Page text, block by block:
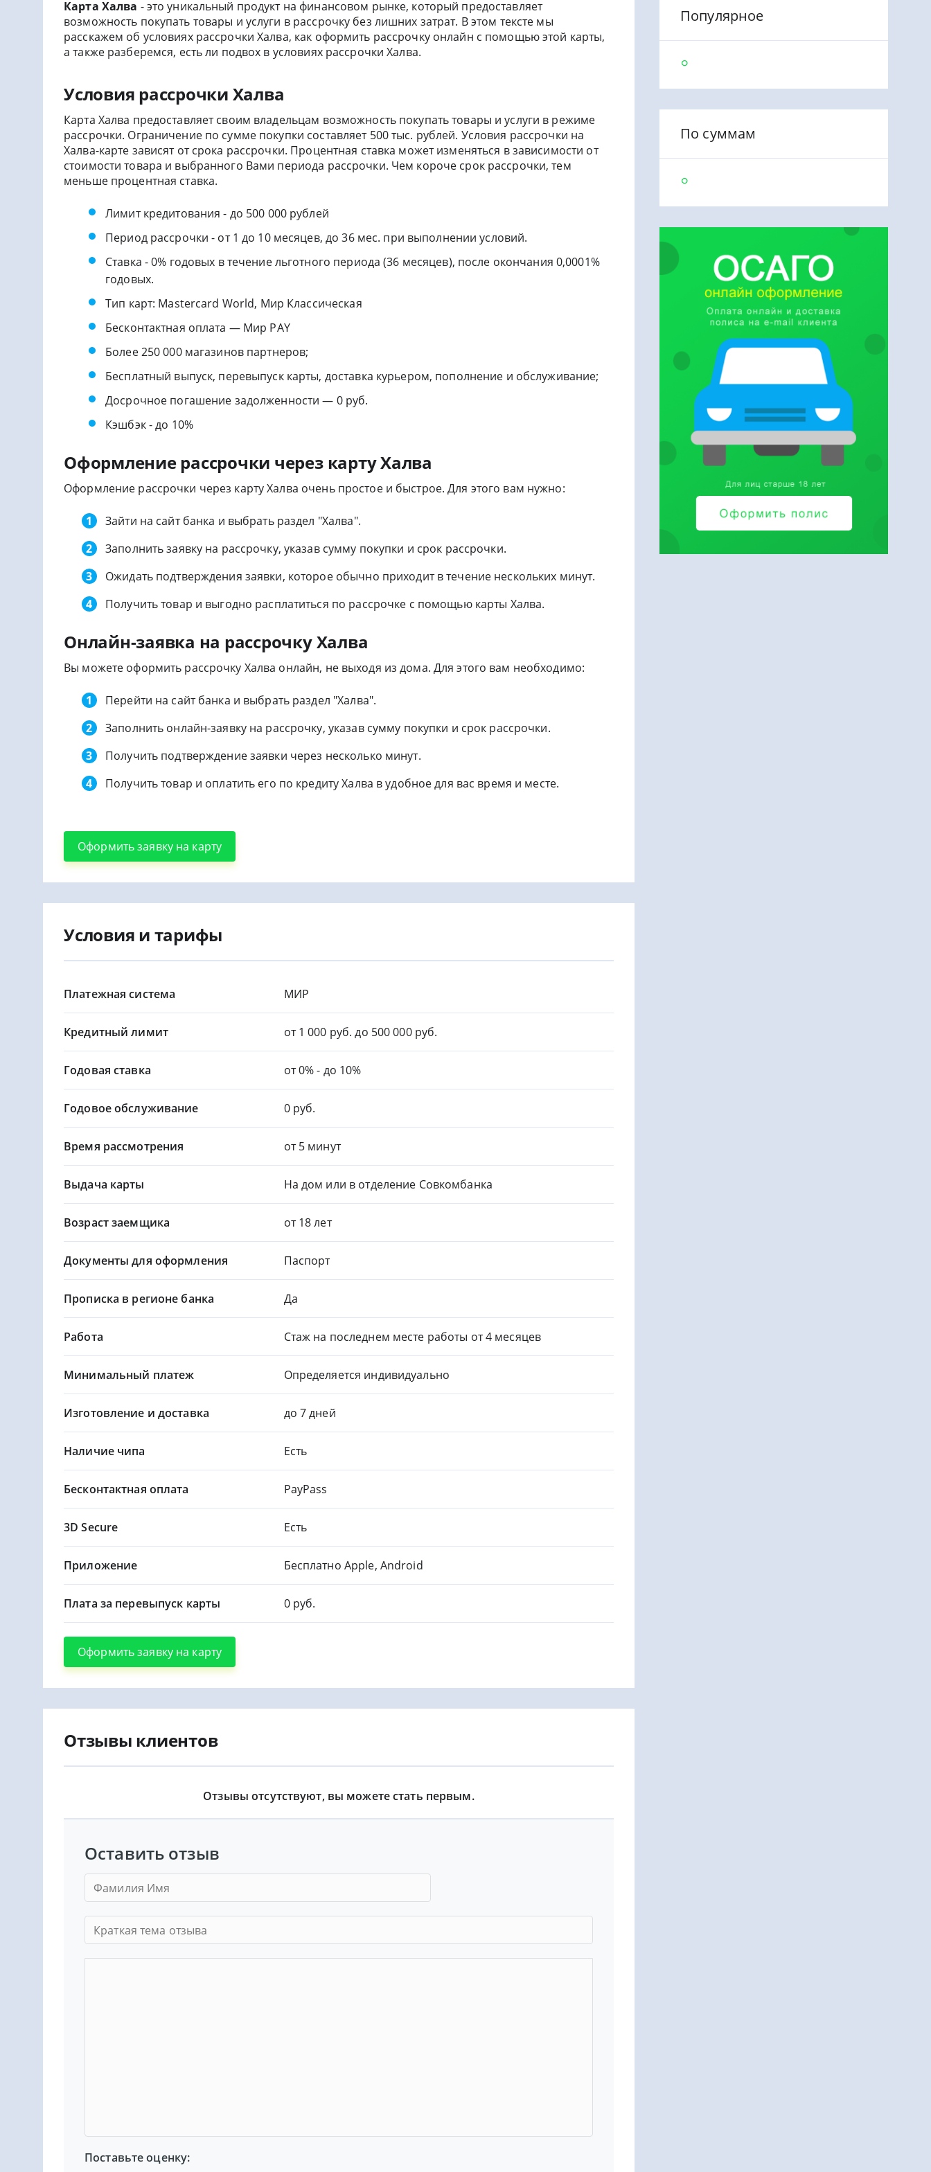
Карта Халва - это уникальный продукт на финансовом рынке, который предоставляет
возможность покупать товары и услуги в рассрочку без лишних затрат. В этом тексте мы
расскажем об условиях рассрочки Халва, как оформить рассрочку онлайн с помощью этой карты,
а также разберемся, есть ли подвох в условиях рассрочки Халва.
Условия рассрочки Халва
Карта Халва предоставляет своим владельцам возможность покупать товары и услуги в режиме
рассрочки. Ограничение по сумме покупки составляет 500 тыс. рублей. Условия рассрочки на
Халва-карте зависят от срока рассрочки. Процентная ставка может изменяться в зависимости от
стоимости товара и выбранного Вами периода рассрочки. Чем короче срок рассрочки, тем
меньше процентная ставка.
Лимит кредитования - до 500 000 рублей
Период рассрочки - от 1 до 10 месяцев, до 36 мес. при выполнении условий.
Ставка - 0% годовых в течение льготного периода (36 месяцев), после окончания 0,0001%
годовых.
Тип карт: Mastercard World, Мир Классическая
Бесконтактная оплата — Мир PAY
Более 250 000 магазинов партнеров;
Бесплатный выпуск, перевыпуск карты, доставка курьером, пополнение и обслуживание;
Досрочное погашение задолженности — 0 руб.
Кэшбэк - до 10%
Оформление рассрочки через карту Халва
Оформление рассрочки через карту Халва очень простое и быстрое. Для этого вам нужно:
Зайти на сайт банка и выбрать раздел "Халва".
Заполнить заявку на рассрочку, указав сумму покупки и срок рассрочки.
Ожидать подтверждения заявки, которое обычно приходит в течение нескольких минут.
Получить товар и выгодно расплатиться по рассрочке с помощью карты Халва.
Онлайн-заявка на рассрочку Халва
Вы можете оформить рассрочку Халва онлайн, не выходя из дома. Для этого вам необходимо:
Перейти на сайт банка и выбрать раздел "Халва".
Заполнить онлайн-заявку на рассрочку, указав сумму покупки и срок рассрочки.
Получить подтверждение заявки через несколько минут.
Получить товар и оплатить его по кредиту Халва в удобное для вас время и месте.
Оформить заявку на карту
Условия и тарифы
Платежная система МИР
Кредитный лимит от 1 000 руб. до 500 000 руб.
Годовая ставка от 0% - до 10%
Годовое обслуживание 0 руб.
Время рассмотрения от 5 минут
Выдача карты На дом или в отделение Совкомбанка
Возраст заемщика от 18 лет
Документы для оформления Паспорт
Прописка в регионе банка Да
Работа Стаж на последнем месте работы от 4 месяцев
Минимальный платеж Определяется индивидуально
Изготовление и доставка до 7 дней
Наличие чипа Есть
Бесконтактная оплата PayPass
3D Secure Есть
Приложение Бесплатно Apple, Android
Плата за перевыпуск карты 0 руб.
Оформить заявку на карту
Отзывы клиентов
Отзывы отсутствуют, вы можете стать первым.
Оставить отзыв
Поставьте оценку:
Популярное
По суммам